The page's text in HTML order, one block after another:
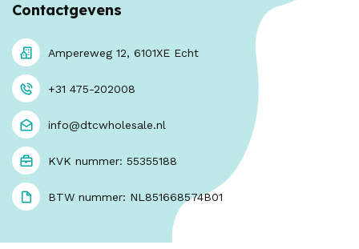
Contactgevens
Ampereweg 12, 6101XE Echt
+31 475-202008
info@dtcwholesale.nl
KVK nummer: 55355188
BTW nummer: NL851668574B01